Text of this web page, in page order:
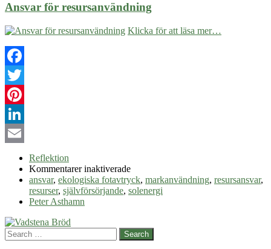
Ansvar för resursanvändning
Klicka för att läsa mer…
Facebook
Twitter
Pinterest
LinkedIn
Reflektion
Kommentarer inaktiveradeför
Ansvar
för
ansvar, ekologiska fotavtryck, markanvändning, resursansvar,
resurser, självförsörjande, solenergi
Peter Asthamn
Search